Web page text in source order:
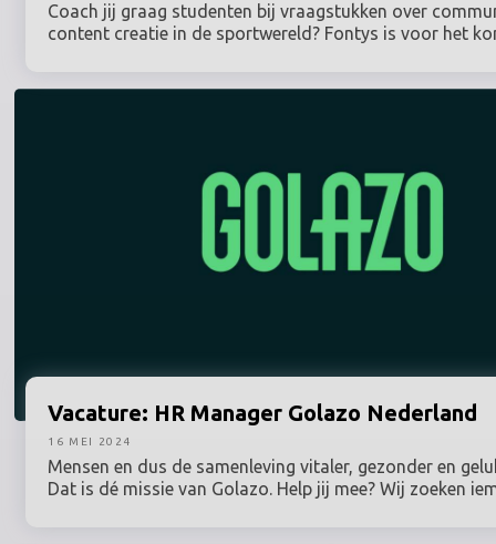
Coach jij graag studenten bij vraagstukken over
content creatie in de sportwereld? Fontys is voor het
Vacature: HR Manager Golazo Nederland
Mensen en dus de samenleving vitaler, gezonder en
Dat is dé missie van Golazo. Help jij mee? Wij zoeken
16 MEI 2024